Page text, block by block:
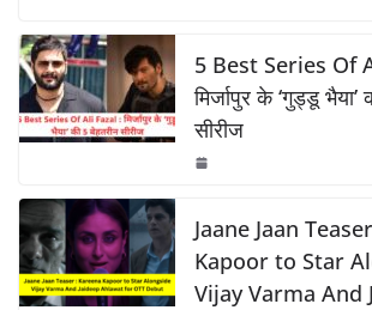
o
k
p k
c
e
b
o
o
k
at
s
A
p
p
y
Li
n
k
e
5 Best Series Of
मिर्जापुर के ‘गुड्डू
सीरीज
Jaane Jaan
Kapoor to Star
Vijay Varma And